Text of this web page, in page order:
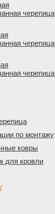
черепица
черепица
черепица
по монтажу
ковры
для кровли